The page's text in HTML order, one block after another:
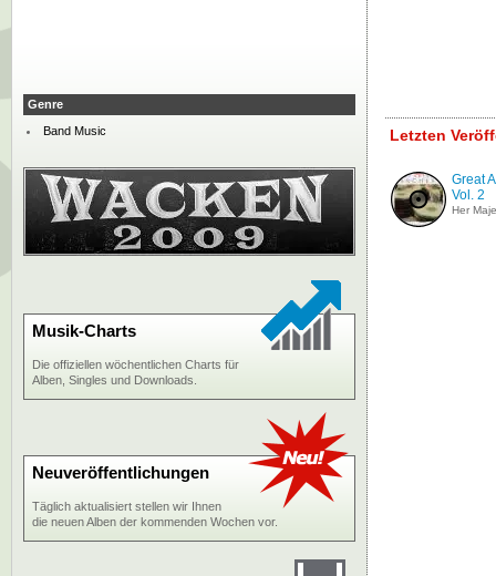
Letzten
Great
Vol. 2
Her
Genre
Band Music
Musik-Charts
Die offiziellen wöchentlichen Charts für
Alben, Singles und Downloads.
Neuveröffentlichungen
Täglich aktualisiert stellen wir Ihnen
die neuen Alben der kommenden Wochen vor.